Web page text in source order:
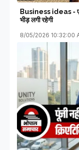
Business ideas - एक
भीड़ लगी रहेगी
8/05/2026 10:32:00